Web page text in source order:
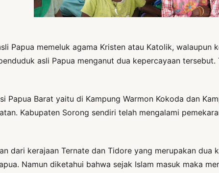
Papua memeluk agama Kristen atau Katolik,
asli Papua menganut dua kepercayaan
Papua Barat yaitu di Kampung Warmon Kokoda dan
Kabupaten Sorong sendiri telah mengalami
dari kerajaan Ternate dan Tidore yang merupakan
Namun diketahui bahwa sejak Islam masuk maka